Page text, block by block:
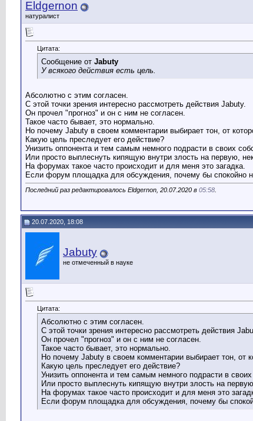
Eldgernon
натуралист
Цитата:
Сообщение от Jabuty
У всякого действия есть цель.
Абсолютно с этим согласен.
С этой точки зрения интересно рассмотреть действия Jabuty.
Он прочел "прогноз" и он с ним не согласен.
Такое часто бывает, это нормально.
Но почему Jabuty в своем комментарии выбирает тон, от
Какую цель преследует его действие?
Унизить оппонента и тем самым немного подрасти в своих
Или просто выплеснуть кипящую внутри злость на первую,
На форумах такое часто происходит и для меня это загадка.
Если форум площадка для обсуждения, почему бы спокойно
Последний раз редактировалось Eldgernon, 20.07.2020 в 05:58
20.07.2020, 18:08
Jabuty
не отмеченный в науке
Цитата:
Абсолютно с этим согласен.
С этой точки зрения интересно рассмотреть действия
Он прочел "прогноз" и он с ним не согласен.
Такое часто бывает, это нормально.
Но почему Jabuty в своем комментарии выбирает тон, от
Какую цель преследует его действие?
Унизить оппонента и тем самым немного подрасти в
Или просто выплеснуть кипящую внутри злость на
На форумах такое часто происходит и для меня это
Если форум площадка для обсуждения, почему бы